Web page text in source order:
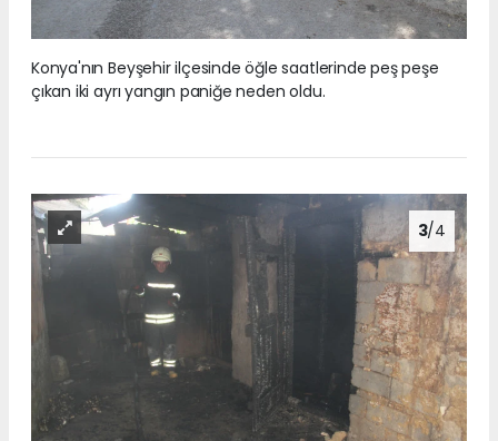
Konya'nın Beyşehir ilçesinde öğle saatlerinde peş peşe
çıkan iki ayrı yangın paniğe neden oldu.
3/4